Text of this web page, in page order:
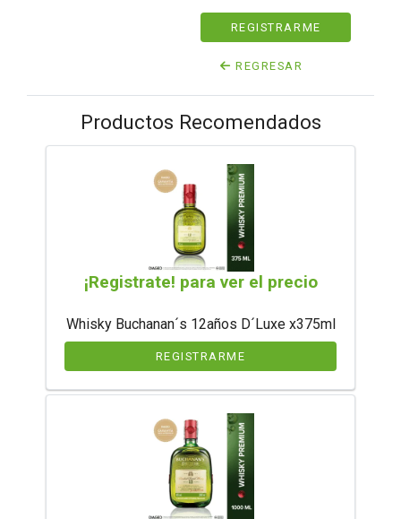
REGISTRARME
REGRESAR
Productos Recomendados
¡Registrate! para ver el precio
Whisky Buchanan´s 12años D´Luxe x375ml
REGISTRARME